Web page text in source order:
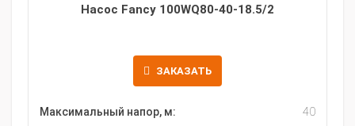
Насос Fancy 100WQ80-40-18.5/2
ЗАКАЗАТЬ
Максимальный напор, м:
40